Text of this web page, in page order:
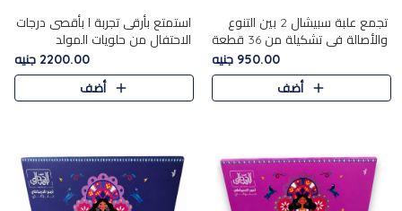
تجمع علبة سبيشال 2 بين التنوع
والأصالة في تشكيلة من 36 قطعة
تضم أشهر حلويات المولد الشرقية.
تحتوي العلبة على الجزرية بالفول،
والجزرية بالبن..
950.00 جنيه
أضف
استمتع بأرقى تجربة ا بأقصى درجات
الاحتفال من حلويات المولد
المصريه الأصيلة مع هذه الفخامة
مع علبة سبيشال 3 التي تضم 56
قطعة من تشكيلة استثن..
2200.00 جنيه
أضف